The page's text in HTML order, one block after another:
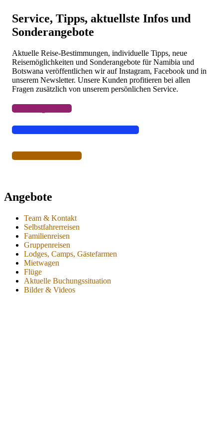
Diese Komfortklasse der Safari-Zelte gibt es zwar im ganzen Land
verteilt aber nur sehr selten. Eine komplette Reise in diesen Zelten
lässt sich deswegen nicht zusammenstellen. Ein paar Nächte werden
Gästefarmen verbringen.
Für Sie ist das die richtige Kategorie? Wir geben gerne Tipps,
empfehlen die Anbieter oder erstellen ein komplettes Reise-
Angebot.
Jetzt anfragen
Camper & Mietwagen
Lodges, Camps, Gästefarmen, Hotels
Service, Tipps, aktuellste Infos und
Sonderangebote
Aktuelle Reise-Bestimmungen, individuelle Tipps, neue
Reisemöglichkeiten und Sonderangebote für Namibia und
Botswana veröffentlichen wir auf Instagram, Facebook und in
unserem Newsletter. Unsere Kunden profitieren bei allen
Fragen zusätzlich von unserem persönlichen Service.
Newsletter
Angebote
Team & Kontakt
Selbstfahrerreisen
Familienreisen
Gruppenreisen
Lodges, Camps, Gästefarmen
Mietwagen
Flüge
Aktuelle Buchungssituation
Bilder & Videos